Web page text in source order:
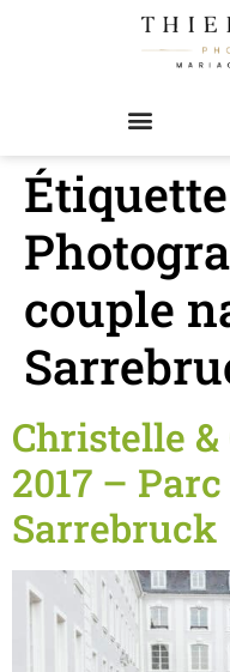
couple
Christelle
2017 –
Sarrebruck